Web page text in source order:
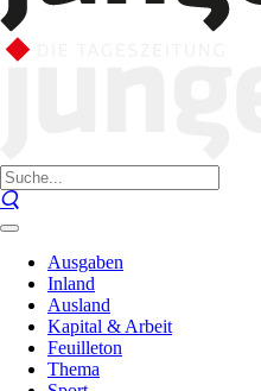
Ausgaben
Inland
Ausland
Kapital & Arbeit
Feuilleton
Thema